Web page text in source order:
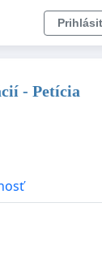
- Petícia